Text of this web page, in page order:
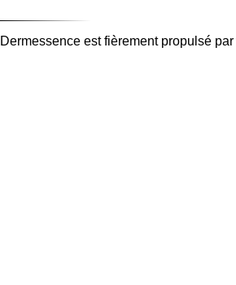
Dermessence est fièrement propulsé par